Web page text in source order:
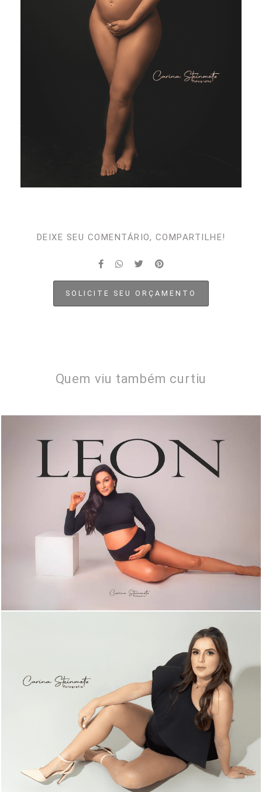
DEIXE SEU COMENTÁRIO, COMPARTILHE!
SOLICITE SEU ORÇAMENTO
Quem viu também curtiu
2049 21
1239 8